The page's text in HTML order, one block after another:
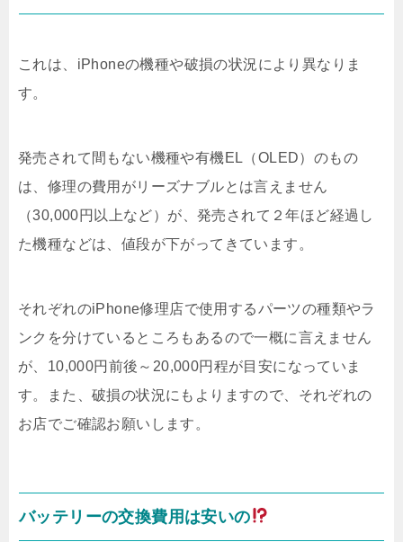
これは、iPhoneの機種や破損の状況により異なりま
す。
発売されて間もない機種や有機EL（OLED）のもの
は、修理の費用がリーズナブルとは言えません
（30,000円以上など）が、発売されて２年ほど経過し
た機種などは、値段が下がってきています。
それぞれのiPhone修理店で使用するパーツの種類やラ
ンクを分けているところもあるので一概に言えません
が、10,000円前後～20,000円程が目安になっていま
す。また、破損の状況にもよりますので、それぞれの
お店でご確認お願いします。
バッテリーの交換費用は安いの